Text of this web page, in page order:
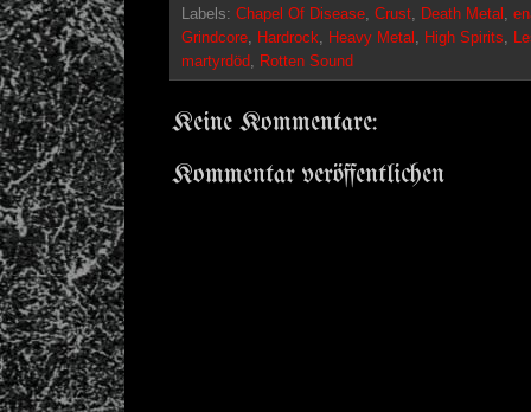
Labels: Chapel Of Disease Crust Death Metal
Grindcore Hardrock Heavy Metal High Spirits
martyrdöd Rotten Sound
Keine Kommentare:
Kommentar veröffentlichen